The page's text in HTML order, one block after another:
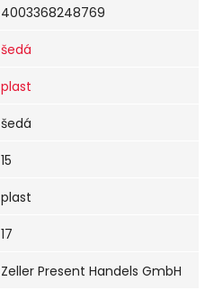
4003368248769
šedá
plast
šedá
15
plast
17
Zeller Present Handels GmbH